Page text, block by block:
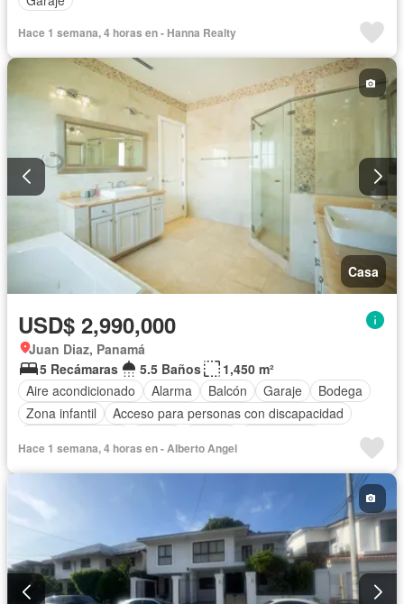
Hace 1 semana, 4 horas en - Hanna Realty
Casa
USD$ 2,990,000
Juan Diaz, Panamá
5 Recámaras
5.5 Baños
1,450 m²
Aire acondicionado
Alarma Balcón Garaje
Bodega
Zona infantil
Acceso para personas con discapacidad
Vista panorámica
Seguridad Cuarto de servicio
Piscina
Hace 1 semana, 4 horas en - Alberto Angel